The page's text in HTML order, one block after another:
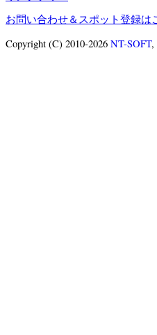
お問い合わせ＆スポット登録は
Copyright (C) 2010-2026 NT-SOFT,